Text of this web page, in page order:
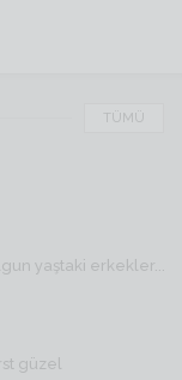
TÜMÜ
yaştaki erkekler...
güzel